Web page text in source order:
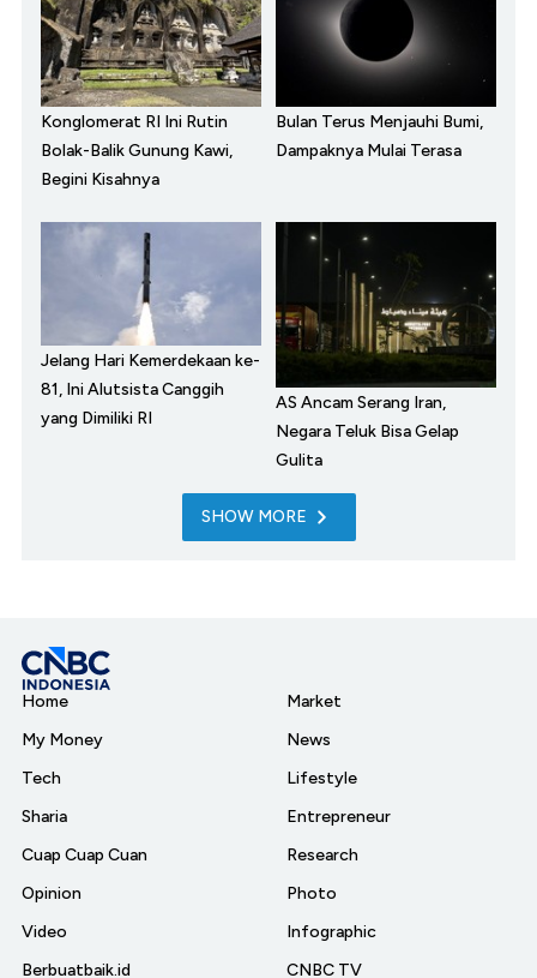
Konglomerat RI Ini Rutin
Bolak-Balik Gunung Kawi,
Begini Kisahnya
Bulan Terus Menjauhi Bumi,
Dampaknya Mulai Terasa
Jelang Hari Kemerdekaan ke-
81, Ini Alutsista Canggih
yang Dimiliki RI
AS Ancam Serang Iran,
Negara Teluk Bisa Gelap
Gulita
SHOW MORE
Home
My Money
Tech
Sharia
Cuap Cuap Cuan
Opinion
Video
Berbuatbaik.id
Market
News
Lifestyle
Entrepreneur
Research
Photo
Infographic
CNBC TV